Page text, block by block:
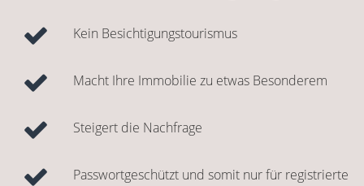
Kein Besichtigungstourismus
Macht Ihre Immobilie zu etwas Besonderem
Steigert die Nachfrage
Passwortgeschützt und somit nur für registrierte